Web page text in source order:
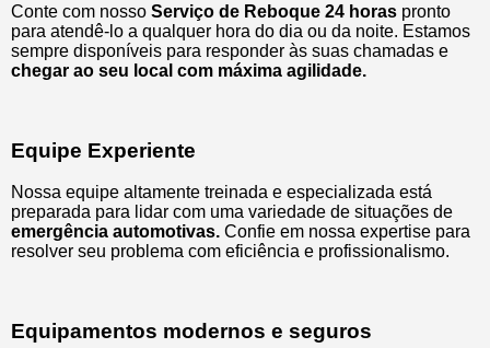
Conte com nosso Serviço de Reboque 24 horas pronto
para atendê-lo a qualquer hora do dia ou da noite. Estamos
sempre disponíveis para responder às suas chamadas e
chegar ao seu local com máxima agilidade.
Equipe Experiente
Nossa equipe altamente treinada e especializada está
preparada para lidar com uma variedade de situações de
emergência automotivas. Confie em nossa expertise para
resolver seu problema com eficiência e profissionalismo.
Equipamentos modernos e seguros